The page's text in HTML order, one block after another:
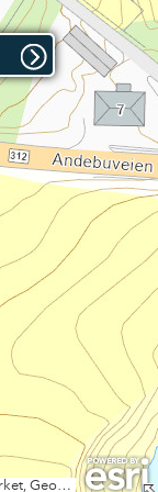
©️ Geodata AS, Kartverket, Geovekst og kommunene, OpenStreetMap